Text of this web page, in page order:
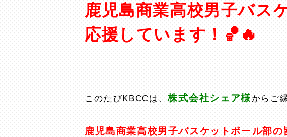
鹿児島商業高校男子バス
応援しています！🏀🔥
このたびKBCCは、株式会社シェア様からご
鹿児島商業高校男子バスケットボール部の